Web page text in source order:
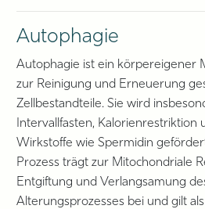
Autophagie
Autophagie ist ein körpereigener
zur Reinigung und Erneuerung
Zellbestandteile. Sie wird
Intervallfasten, Kalorienrestriktion
Wirkstoffe wie Spermidin
Prozess trägt zur Mitochondriale
Entgiftung und Verlangsamung
Alterungsprozesses bei und gilt als